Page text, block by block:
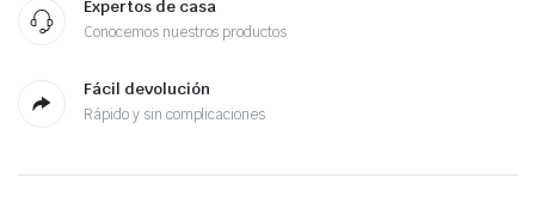
Expertos de casa
Conocemos nuestros productos
Fácil devolución
Rápido y sin complicaciones